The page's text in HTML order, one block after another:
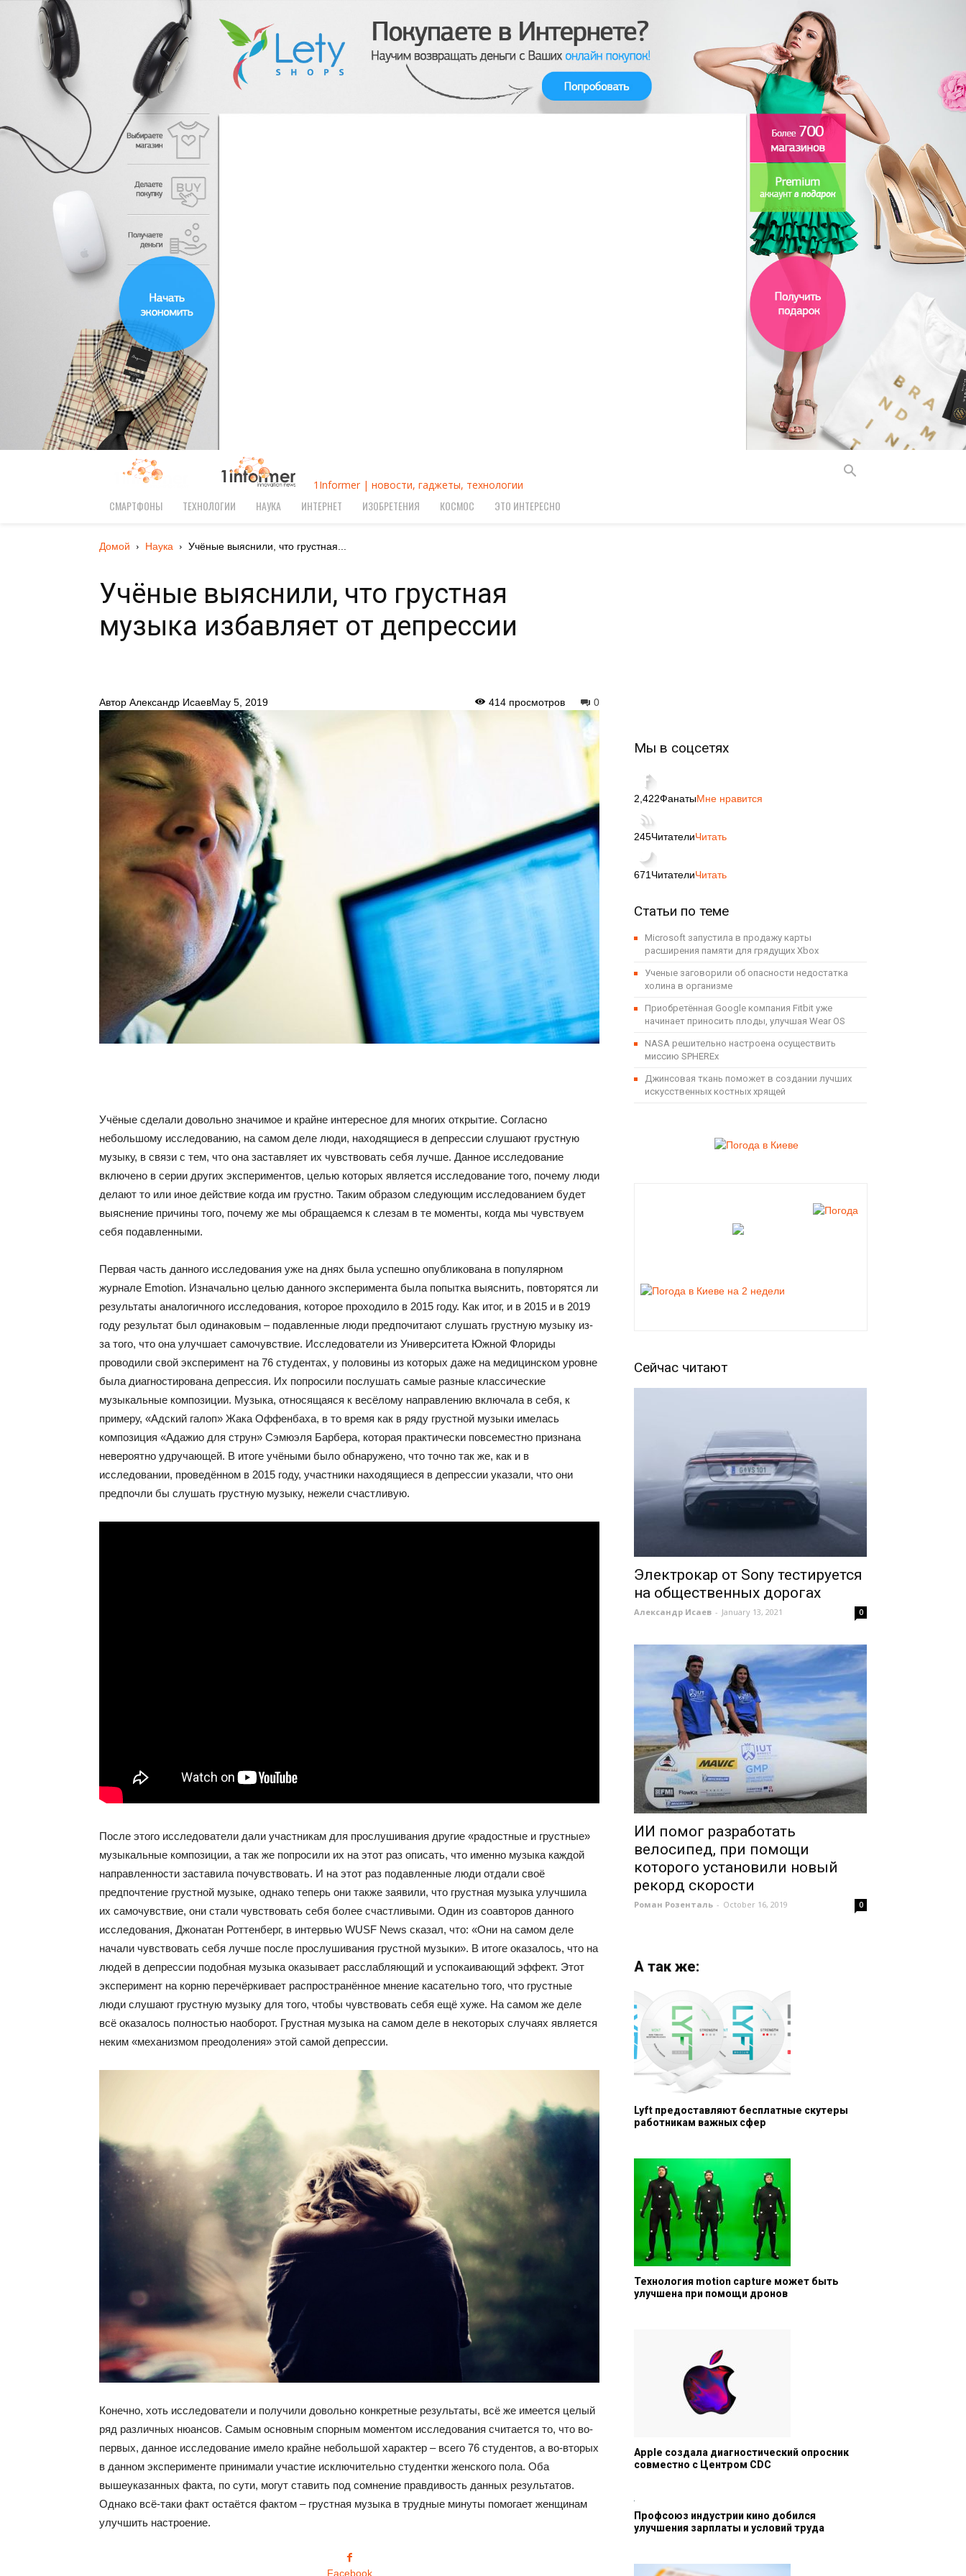
1Informer | новости, гаджеты, технологии
СМАРТФОНЫ ТЕХНОЛОГИИ НАУКА ИНТЕРНЕТ ИЗОБРЕТЕНИЯ КОСМОС ЭТО ИНТЕРЕСНО
Домой Наука Учёные выяснили, что грустная...
Учёные выяснили, что грустная
музыка избавляет от депрессии
Автор Александр ИсаевMay 5, 2019 0
414 просмотров
Учёные сделали довольно значимое и крайне интересное для многих открытие. Согласно
небольшому исследованию, на самом деле люди, находящиеся в депрессии слушают грустную
музыку, в связи с тем, что она заставляет их чувствовать себя лучше. Данное исследование
включено в серии других экспериментов, целью которых является исследование того, почему люди
делают то или иное действие когда им грустно. Таким образом следующим исследованием будет
выяснение причины того, почему же мы обращаемся к слезам в те моменты, когда мы чувствуем
себя подавленными.
Первая часть данного исследования уже на днях была успешно опубликована в популярном
журнале Emotion. Изначально целью данного эксперимента была попытка выяснить, повторятся ли
результаты аналогичного исследования, которое проходило в 2015 году. Как итог, и в 2015 и в 2019
году результат был одинаковым – подавленные люди предпочитают слушать грустную музыку из-
за того, что она улучшает самочувствие. Исследователи из Университета Южной Флориды
проводили свой эксперимент на 76 студентах, у половины из которых даже на медицинском уровне
была диагностирована депрессия. Их попросили послушать самые разные классические
музыкальные композиции. Музыка, относящаяся к весёлому направлению включала в себя, к
примеру, «Адский галоп» Жака Оффенбаха, в то время как в ряду грустной музыки имелась
композиция «Адажио для струн» Сэмюэля Барбера, которая практически повсеместно признана
невероятно удручающей. В итоге учёными было обнаружено, что точно так же, как и в
исследовании, проведённом в 2015 году, участники находящиеся в депрессии указали, что они
предпочли бы слушать грустную музыку, нежели счастливую.
После этого исследователи дали участникам для прослушивания другие «радостные и грустные»
музыкальные композиции, а так же попросили их на этот раз описать, что именно музыка каждой
направленности заставила почувствовать. И на этот раз подавленные люди отдали своё
предпочтение грустной музыке, однако теперь они также заявили, что грустная музыка улучшила
их самочувствие, они стали чувствовать себя более счастливыми. Один из соавторов данного
исследования, Джонатан Роттенберг, в интервью WUSF News сказал, что: «Они на самом деле
начали чувствовать себя лучше после прослушивания грустной музыки». В итоге оказалось, что на
людей в депрессии подобная музыка оказывает расслабляющий и успокаивающий эффект. Этот
эксперимент на корню перечёркивает распространённое мнение касательно того, что грустные
люди слушают грустную музыку для того, чтобы чувствовать себя ещё хуже. На самом же деле
всё оказалось полностью наоборот. Грустная музыка на самом деле в некоторых случаях является
неким «механизмом преодоления» этой самой депрессии.
Конечно, хоть исследователи и получили довольно конкретные результаты, всё же имеется целый
ряд различных нюансов. Самым основным спорным моментом исследования считается то, что во-
первых, данное исследование имело крайне небольшой характер – всего 76 студентов, а во-вторых
в данном эксперименте принимали участие исключительно студентки женского пола. Оба
вышеуказанных факта, по сути, могут ставить под сомнение правдивость данных результатов.
Однако всё-таки факт остаётся фактом – грустная музыка в трудные минуты помогает женщинам
улучшить настроение.
Facebook
Мы в соцсетях
2,422ФанатыМне нравится
245ЧитателиЧитать
671 ЧитателиЧитать
Статьи по теме
Microsoft запустила в продажу карты
расширения памяти для грядущих Xbox
Ученые заговорили об опасности недостатка
холина в организме
Приобретённая Google компания Fitbit уже
начинает приносить плоды, улучшая Wear OS
NASA решительно настроена осуществить
миссию SPHEREx
Джинсовая ткань поможет в создании лучших
искусственных костных хрящей
Сейчас читают
Электрокар от Sony тестируется
на общественных дорогах
Александр Исаев - January 13, 2021 0
ИИ помог разработать
велосипед, при помощи
которого установили новый
рекорд скорости
Роман Розенталь - October 16, 2019 0
А так же:
Lyft предоставляют бесплатные скутеры
работникам важных сфер
Технология motion capture может быть
улучшена при помощи дронов
Apple создала диагностический опросник
совместно с Центром CDC
Профсоюз индустрии кино добился
улучшения зарплаты и условий труда